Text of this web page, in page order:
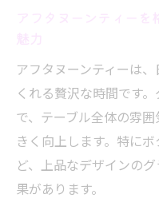
アフタヌーンティーは
くれる贅沢な時間です
で、テーブル全体の雰
きく向上します。特に
ど、上品なデザインの
果があります。